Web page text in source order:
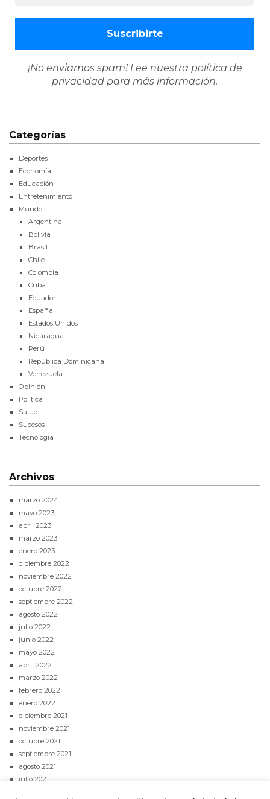
¡No enviamos spam! Lee nuestra política de
privacidad para más información.
Categorías
Deportes
Economía
Educación
Entretenimiento
Mundo
Argentina
Bolivia
Brasil
Chile
Colombia
Cuba
Ecuador
España
Estados Unidos
Nicaragua
Perú
República Dominicana
Venezuela
Opinión
Política
Salud
Sucesos
Tecnología
Archivos
marzo 2024
mayo 2023
abril 2023
marzo 2023
enero 2023
diciembre 2022
noviembre 2022
octubre 2022
septiembre 2022
agosto 2022
julio 2022
junio 2022
mayo 2022
abril 2022
marzo 2022
febrero 2022
enero 2022
diciembre 2021
noviembre 2021
octubre 2021
septiembre 2021
agosto 2021
julio 2021